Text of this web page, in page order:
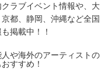
ラブイベント情報や、大
都、静岡、沖縄など全国
掲載中！！
や海外のアーティストの
すすめ！